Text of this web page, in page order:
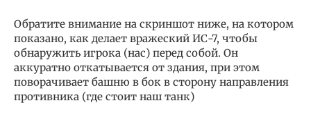
Обратите внимание на скриншот ниже, на котором
показано, как делает вражеский ИС-7, чтобы
обнаружить игрока (нас) перед собой. Он
аккуратно откатывается от здания, при этом
поворачивает башню в бок в сторону направления
противника (где стоит наш танк)